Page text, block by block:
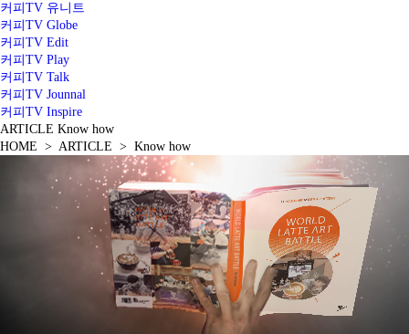
커피TV 유니트
커피TV Globe
커피TV Edit
커피TV Play
커피TV Talk
커피TV Jounnal
커피TV Inspire
ARTICLE Know how
HOME > ARTICLE > Know how